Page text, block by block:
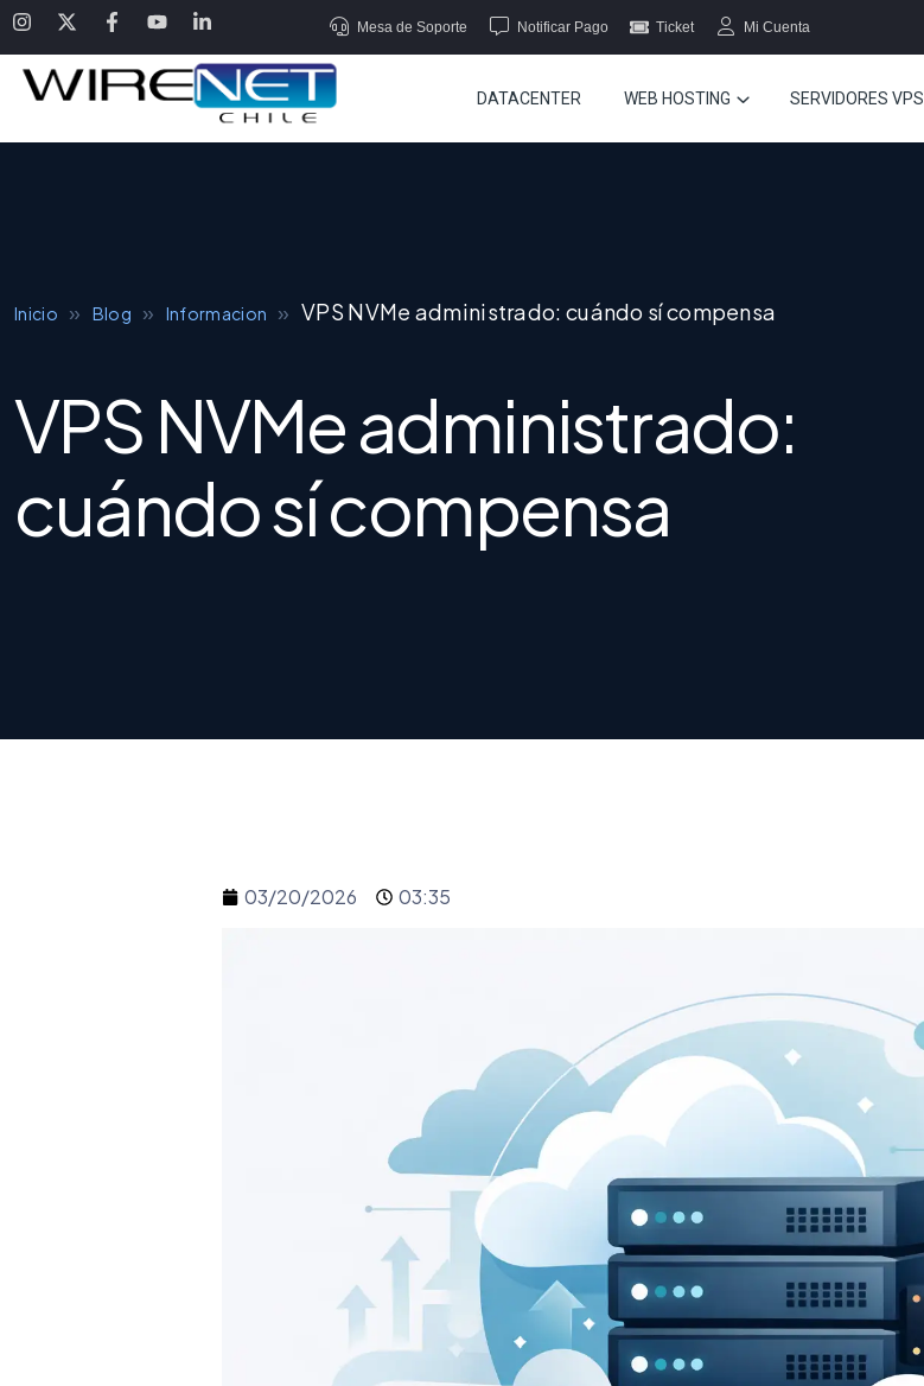
Mesa de Soporte Notificar Pago Ticket Mi Cuenta
DATACENTER WEB HOSTING SERVIDORES VPS
Inicio » Blog » Informacion » VPS NVMe administrado: cuándo sí compensa
VPS NVMe administrado:
cuándo sí compensa
03/20/2026 03:35